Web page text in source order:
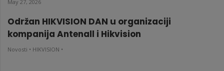
May 27, 2026
Održan HIKVISION DAN u organizaciji
kompanija Antenall i Hikvision
Novosti • HIKVISION •